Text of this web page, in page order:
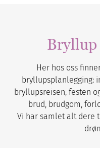
Bryllup
Her hos oss
bryllupsplanlegging:
bryllupsreisen, festen
brud, brudgom,
Vi har samlet alt dere